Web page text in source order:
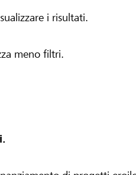
i risultati.
meno filtri.